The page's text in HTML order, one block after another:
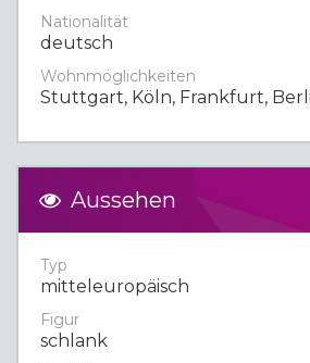
Nationalität
deutsch
Wohnmöglichkeiten
Stuttgart, Köln, Frankfurt,
Aussehen
Typ
mitteleuropäisch
Figur
schlank